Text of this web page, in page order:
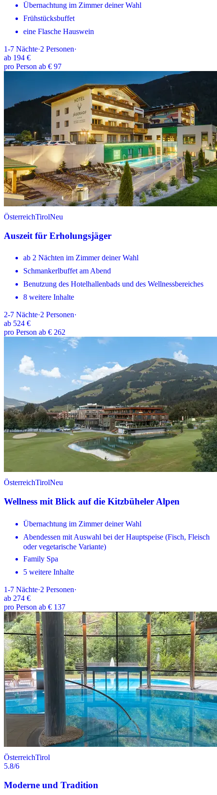
Übernachtung im Zimmer deiner Wahl
Frühstücksbuffet
eine Flasche Hauswein
1-7 Nächte·2 Personen·
ab 194 €
pro Person ab € 97
ÖsterreichTirolNeu
Auszeit für Erholungsjäger
ab 2 Nächten im Zimmer deiner Wahl
Schmankerlbuffet am Abend
Benutzung des Hotelhallenbads und des Wellnessbereiches
8 weitere Inhalte
2-7 Nächte·2 Personen·
ab 524 €
pro Person ab € 262
ÖsterreichTirolNeu
Wellness mit Blick auf die Kitzbüheler Alpen
Übernachtung im Zimmer deiner Wahl
Abendessen mit Auswahl bei der Hauptspeise (Fisch, Fleisch
oder vegetarische Variante)
Family Spa
5 weitere Inhalte
1-7 Nächte·2 Personen·
ab 274 €
pro Person ab € 137
ÖsterreichTirol
5.8/6
Moderne und Tradition